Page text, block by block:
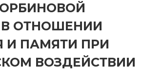
ОТНОШЕНИИ
И ПАМЯТИ ПРИ
ВОЗДЕЙСТВИИ